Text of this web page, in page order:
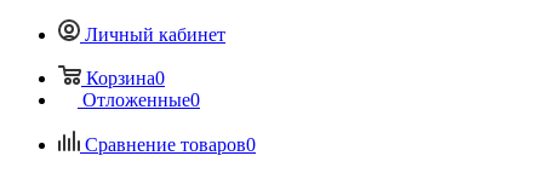
Личный кабинет
Корзина0
Отложенные0
Сравнение товаров0